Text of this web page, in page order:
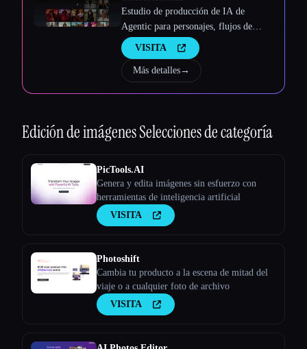
Estudio de producción de IA de
Agentic para personajes, flujos de
trabajo y vídeos coherentes
VISITA
Más detalles→
Edición de imágenesSelecciones de categoría
PicTools.AI
Genera y edita imágenes sin esfuerzo con
herramientas de inteligencia artificial
VISITA
Photoshift
Cambia tu producto a la escena de mitad del
viaje o a cualquier foto de archivo
VISITA